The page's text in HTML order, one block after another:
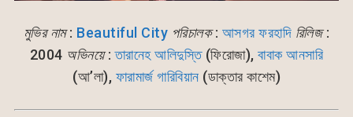
মুভির নাম: Beautiful City পরিচালক: আসগর ফরহাদি রিলিজ:
2004 অভিনয়ে:তারানেহ আলিদুস্তি(ফিরোজা),বাবাক আনসারি
(আ’লা), ফারামার্জ গারিবিয়ান (ডাক্তার কাশেম)